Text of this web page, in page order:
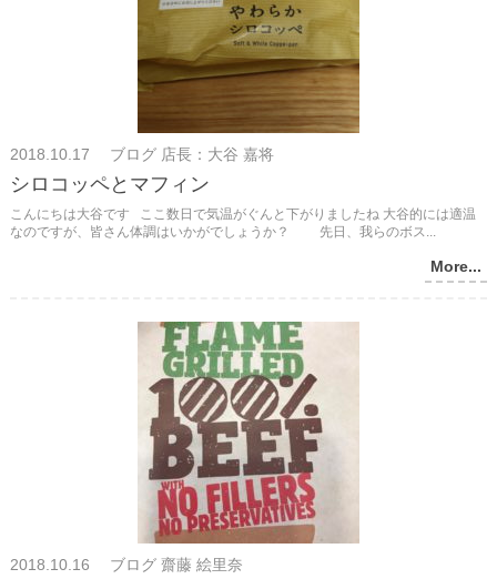
2018.10.17 ブログ 店長：大谷 嘉将
シロコッペとマフィン
こんにちは大谷です ここ数日で気温がぐんと下がりましたね 大谷的には適温
なのですが、皆さん体調はいかがでしょうか？ 先日、我らのボス...
More...
2018.10.16 ブログ 齋藤 絵里奈